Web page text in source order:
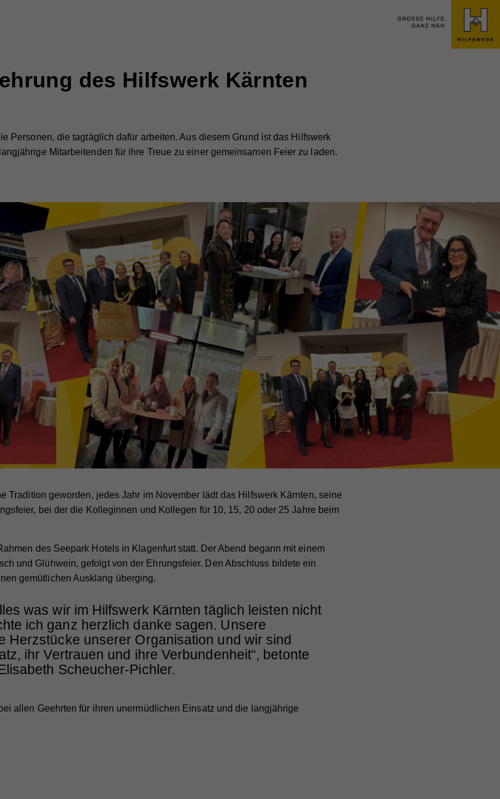
des Hilfswerk Kärnten
Personen, die tagtäglich dafür arbeiten. Aus diesem Grund ist das Hilfswerk
Mitarbeitenden für ihre Treue zu einer gemeinsamen Feier zu laden.
Tradition geworden, jedes Jahr im November lädt das Hilfswerk Kärnten, seine
bei der die Kolleginnen und Kollegen für 10, 15, 20 oder 25 Jahre beim
des Seepark Hotels in Klagenfurt statt. Der Abend begann mit einem
und Glühwein, gefolgt von der Ehrungsfeier. Den Abschluss bildete ein
gemütlichen Ausklang überging.
was wir im Hilfswerk Kärnten täglich leisten nicht
ich ganz herzlich danke sagen. Unsere
Herzstücke unserer Organisation und wir sind
ihr Vertrauen und ihre Verbundenheit“, betonte
Scheucher-Pichler.
allen Geehrten für ihren unermüdlichen Einsatz und die langjährige